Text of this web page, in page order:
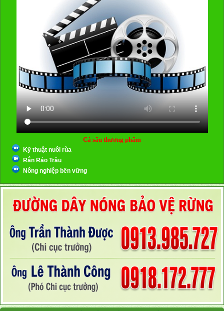
Cá sấu thương phẩm
Kỹ thuật nuôi rùa
Rắn Ráo Trâu
Nông nghiệp bền vững